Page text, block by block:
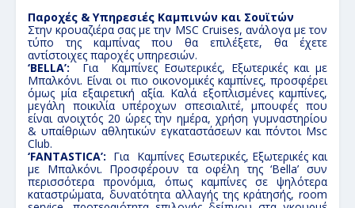
Παροχές & Υπηρεσιές Καμπινών και Σουϊτών
Στην κρουαζιέρα σας με την MSC Cruises, ανάλογα με τον
τύπο της καμπίνας που θα επιλέξετε, θα έχετε
αντίστοιχες παροχές υπηρεσιών.
‘BELLA’:Για Καμπίνες Εσωτερικές, Εξωτερικές και με
Μπαλκόνι. Είναι οι πιο οικονομικές καμπίνες, προσφέρει
όμως μία εξαιρετική αξία. Kαλά εξοπλισμένες καμπίνες,
μεγάλη ποικιλία υπέροχων σπεσιαλιτέ, μπουφές που
είναι ανοιχτός 20 ώρες την ημέρα, χρήση γυμναστηρίου
& υπαίθριων αθλητικών εγκαταστάσεων και πόντοι Msc
Club.
‘FANTASTICA’: Για Καμπίνες Εσωτερικές, Εξωτερικές και
με Μπαλκόνι. Προσφέρουν τα οφέλη της ‘Bella’ συν
περισσότερα προνόμια, όπως καμπίνες σε ψηλότερα
καταστρώματα, δυνατότητα αλλαγής της κράτησής, room